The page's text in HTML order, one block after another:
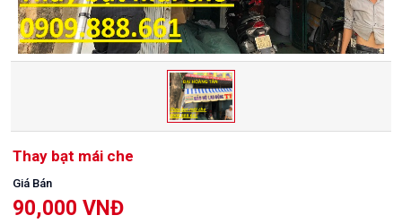
Thay bạt mái che
Giá Bán
90,000 VNĐ